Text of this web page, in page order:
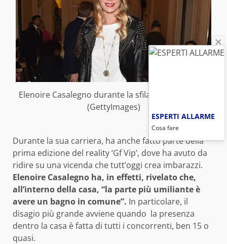
Elenoire Casalegno durante la sfilata di Stella Jean
(GettyImages)
Durante la sua carriera, ha anche fatto parte della
prima edizione del reality ‘Gf Vip’, dove ha avuto da
ridire su una vicenda che tutt’oggi crea imbarazzi.
Elenoire Casalegno ha, in effetti, rivelato che,
all’interno della casa, “la parte più umiliante è
avere un bagno in comune”. In particolare, il
disagio più grande avviene quando la presenza
dentro la casa è fatta di tutti i concorrenti, ben 15 o
quasi.
ESPERTI ALLARME
Cosa fare